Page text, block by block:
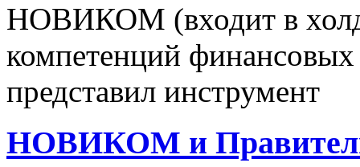
НОВИКОМ (входит в
компетенций
представил инструмент
НОВИКОМ и